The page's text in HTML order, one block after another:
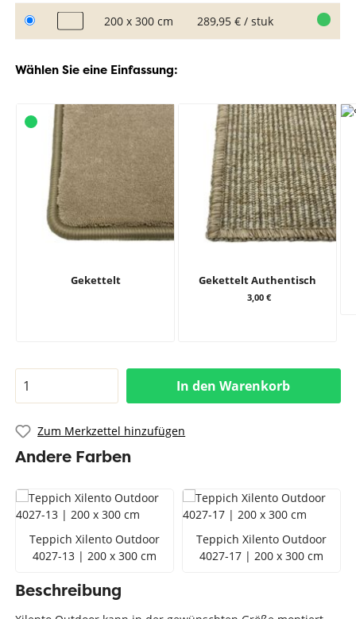
200 x 300 cm 289,95 € / stuk
Wählen Sie eine Einfassung:
Gekettelt Gekettelt Authentisch
3,00 €
In den Warenkorb
Zum Merkzettel hinzufügen
Andere Farben
Teppich Xilento Outdoor
4027-13 | 200 x 300 cm
Teppich Xilento Outdoor
4027-17 | 200 x 300 cm
Beschreibung